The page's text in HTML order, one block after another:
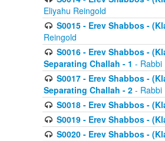
Eliyahu Reingold
S0015 - Erev Shabbos -
Reingold
S0016 - Erev Shabbos -
Separating Challah - 1 - Rabbi
S0017 - Erev Shabbos -
Separating Challah - 2 - Rabbi
S0018 - Erev Shabbos -
S0019 - Erev Shabbos -
S0020 - Erev Shabbos -